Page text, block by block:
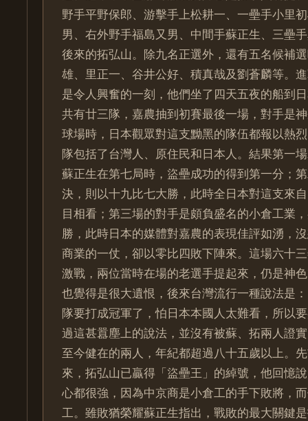
野手平野保郎、游擊手上松耕一、一壘手小里
男、右外野手福島又男、中間手蘇正生、三壘
後來的拓弘山。除九名正選外，還有五名候補
雄、里正一、谷井公好、積真哉及劉蒼麟等。
是令人興奮的一刻，他們坐了四天五夜的船到
共有廿三隊，嘉農抽到初賽最後一場，對手是
球場時，日本觀眾對這支黝黑的隊伍都報以熱
隊包括了台灣人、原住民和日本人。結果第一
蘇正生在第七局時，盜壘成功的得到第一分；
決，則以十九比七大勝，此時全日本對這支來
目相看；第三場的對手是頗負盛名的小倉工業
勝，此時日本的媒體對嘉農的表現佳評如湧，
商業的一仗，卻以零比四敗下陣來。這場六十
激戰，兩位當時在場的老選手提起來，仍是神
也覺得是很大遺恨，後來台灣流行一種說法是
隊要打成冠軍了，怕日本本國人太難看，所以
過這甚囂塵上的說法，並沒有被蘇、拓兩人證
至今健在的兩人，年紀都超過八十五歲以上。
來，拓弘山已贏得「盜壘王」的綽號，他回憶
心都很強，因為中京商是小倉工的手下敗將，
工。雖敗猶榮耀蘇正生指出，戰敗的最大關鍵